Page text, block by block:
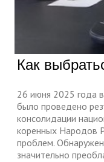
Как
26 июня 2025 года
было проведено
консолидации
коренных Народов
проблем.
значительно